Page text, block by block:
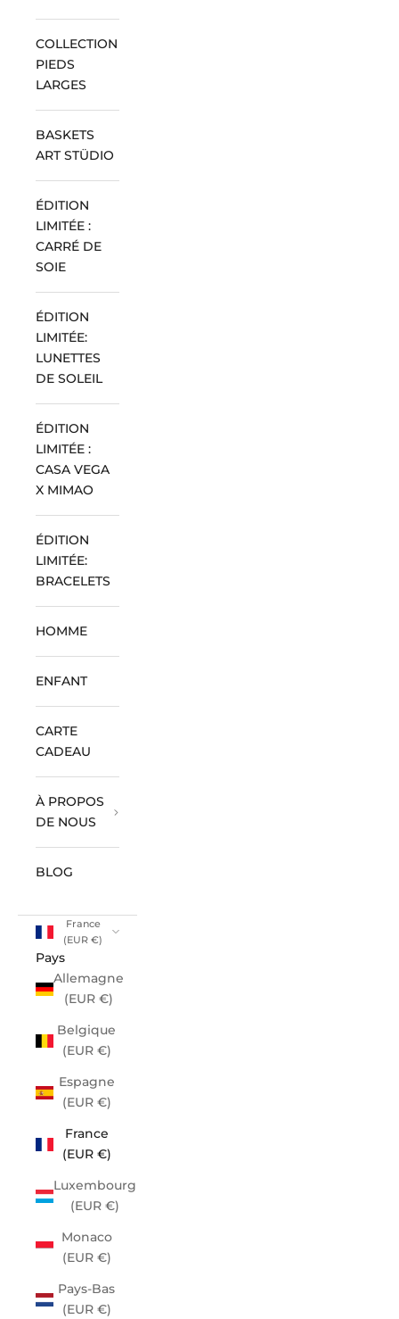
COLLECTION
PIEDS
LARGES
BASKETS
ART STÜDIO
ÉDITION
LIMITÉE :
CARRÉ DE
SOIE
ÉDITION
LIMITÉE:
LUNETTES
DE SOLEIL
ÉDITION
LIMITÉE :
CASA VEGA
X MIMAO
ÉDITION
LIMITÉE:
BRACELETS
HOMME
ENFANT
CARTE
CADEAU
À PROPOS
DE NOUS
BLOG
France
(EUR €)
Pays
Allemagne
(EUR €)
Belgique
(EUR €)
Espagne
(EUR €)
France
(EUR €)
Luxembourg
(EUR €)
Monaco
(EUR €)
Pays-Bas
(EUR €)